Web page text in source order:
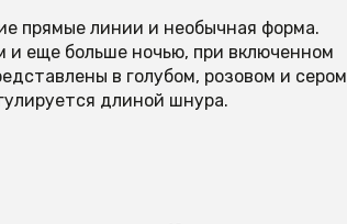
прямые линии и необычная форма.
и еще больше ночью, при включенном
в голубом, розовом и сером
длиной шнура.